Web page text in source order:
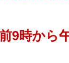
9時から